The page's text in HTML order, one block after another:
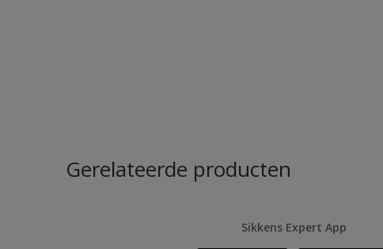
Gerelateerde producten
Sikkens Expert App